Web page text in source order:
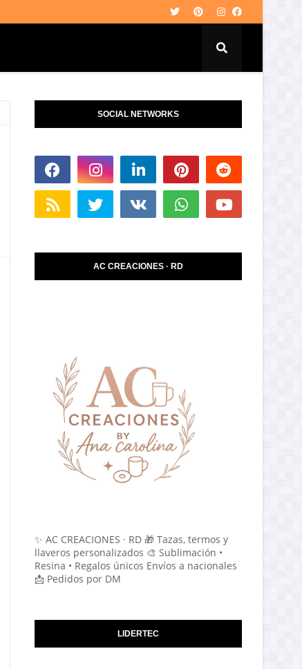
SOCIAL NETWORKS
AC CREACIONES · RD
✨ AC CREACIONES · RD 🎁 Tazas, termos y
llaveros personalizados 🎨 Sublimación •
Resina • Regalos únicos Envíos a nacionales
📩 Pedidos por DM
LIDERTEC